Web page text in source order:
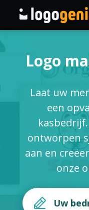
AI
Logo-ideeën
Gedrukte
Over
Logo
Laat uw
een
ontworpen
aan en
onze